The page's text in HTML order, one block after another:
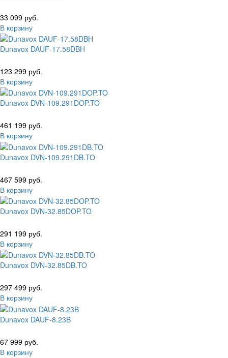
33 099 руб.
В корзину
Dunavox DAUF-17.58DBH
123 299 руб.
В корзину
Dunavox DVN-109.291DOP.TO
461 199 руб.
В корзину
Dunavox DVN-109.291DB.TO
467 599 руб.
В корзину
Dunavox DVN-32.85DOP.TO
291 199 руб.
В корзину
Dunavox DVN-32.85DB.TO
297 499 руб.
В корзину
Dunavox DAUF-8.23B
67 999 руб.
В корзину